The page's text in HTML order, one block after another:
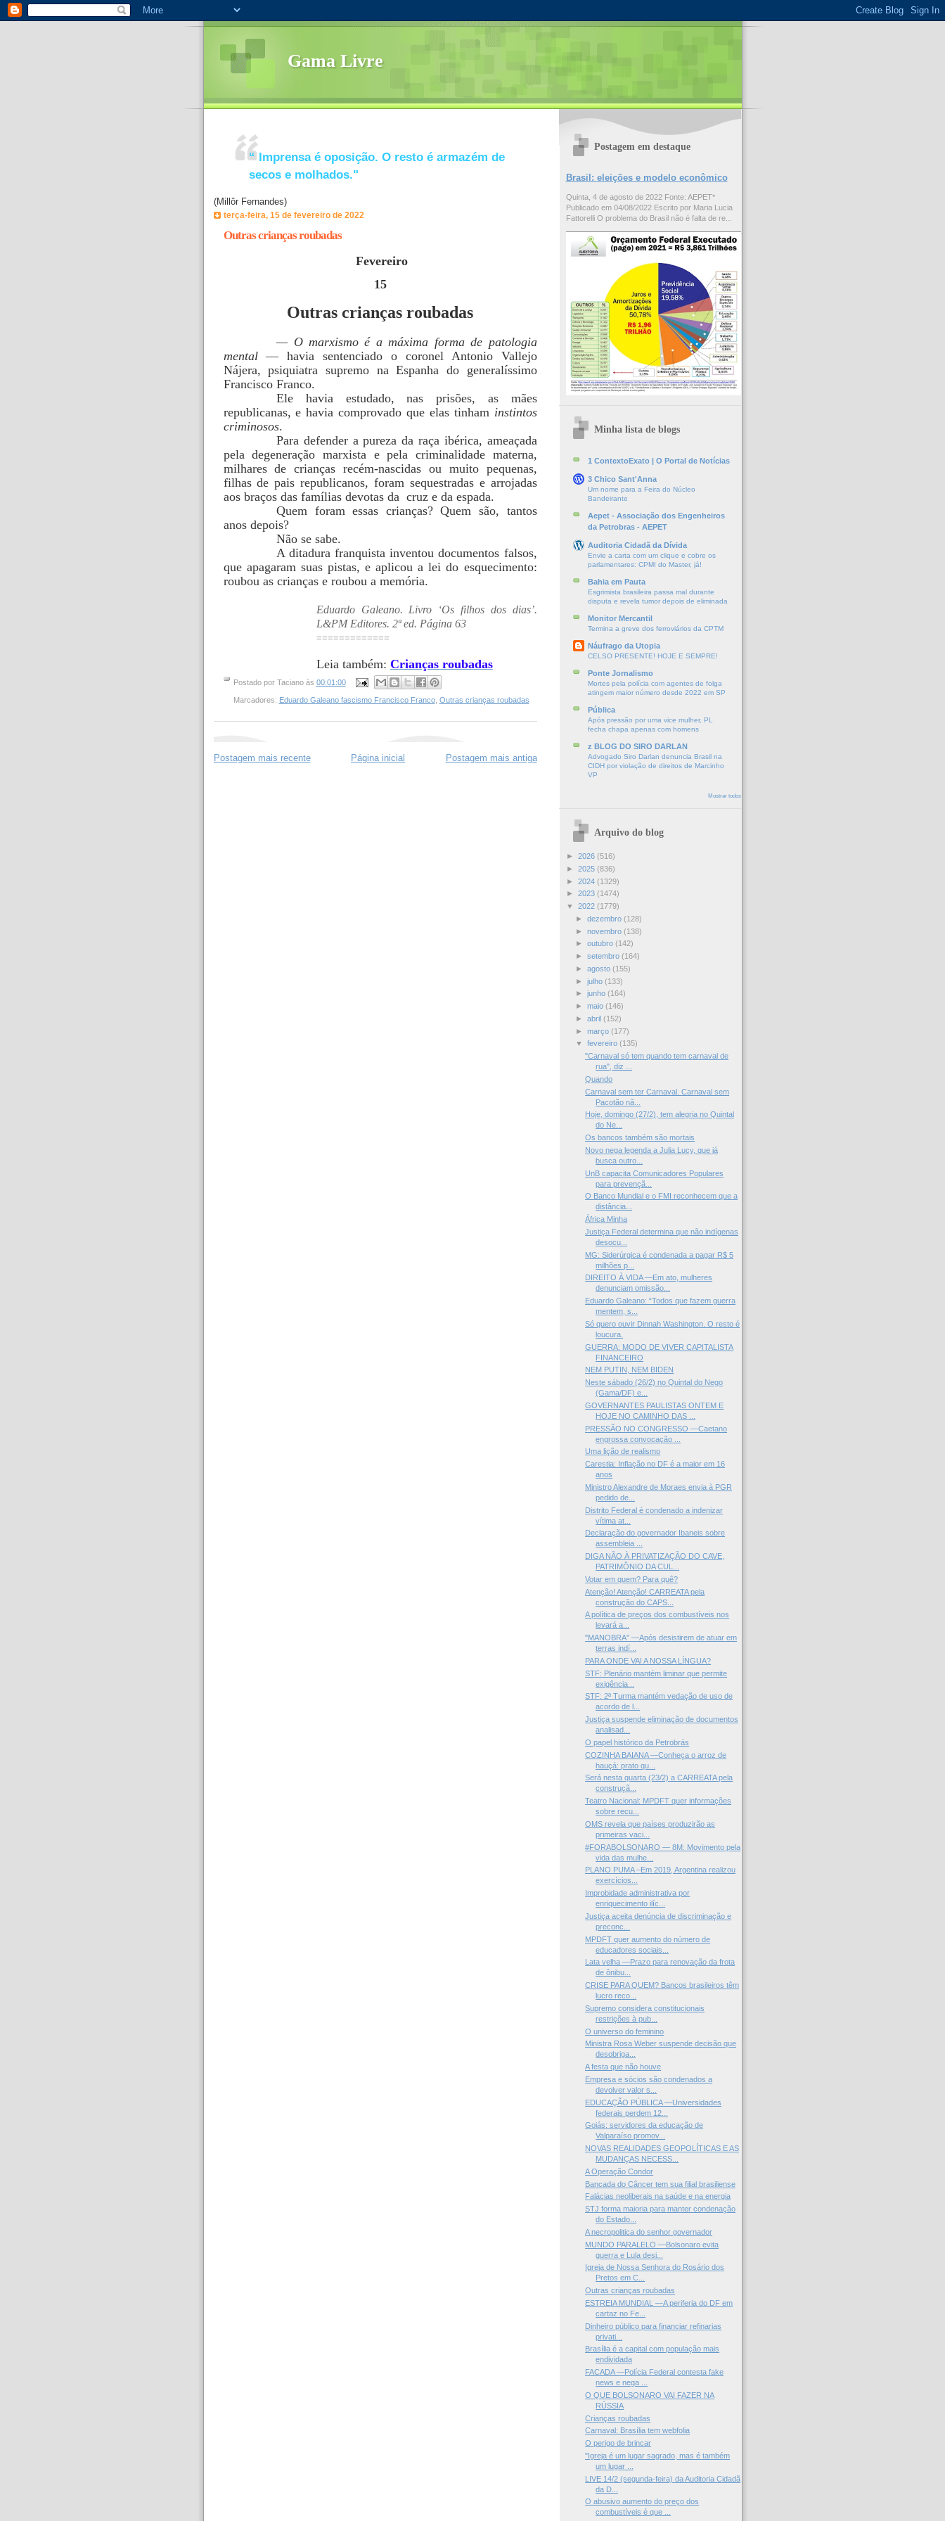
Gama Livre
“ Imprensa é oposição. O resto é armazém de
secos e molhados."
(Millôr Fernandes)
terça-feira, 15 de fevereiro de 2022
Outras crianças roubadas
Fevereiro
15
Outras crianças roubadas
— O marxismo é a máxima forma de patologia
mental— havia sentenciado o coronel Antonio Vallejo
Nájera, psiquiatra supremo na Espanha do generalíssimo
Francisco Franco.
Ele havia estudado, nas prisões, as mães
republicanas, e havia comprovado que elas tinham instintos
criminosos.
Para defender a pureza da raça ibérica, ameaçada
pela degeneração marxista e pela criminalidade materna,
milhares de crianças recém-nascidas ou muito pequenas,
filhas de pais republicanos, foram sequestradas e arrojadas
aos braços das famílias devotas da cruz e da espada.
Quem foram essas crianças? Quem são, tantos
anos depois?
Não se sabe.
A ditadura franquista inventou documentos falsos,
que apagaram suas pistas, e aplicou a lei do esquecimento:
roubou as crianças e roubou a memória.
Eduardo Galeano. Livro ‘Os filhos dos dias’.
L&PM Editores. 2ª ed. Página 63
=============
Leia também: Crianças roubadas
Postado por Taciano às 00:01:00
Marcadores: Eduardo Galeano fascismo Francisco Franco, Outras crianças roubadas
Postagem mais recente Postagem mais antiga
Página inicial
Postagem em destaque
Brasil: eleições e modelo econômico
Quinta, 4 de agosto de 2022 Fonte: AEPET*
Publicado em 04/08/2022 Escrito por Maria Lucia
Fattorelli O problema do Brasil não é falta de re...
Minha lista de blogs
1 ContextoExato | O Portal de Notícias
3 Chico Sant'Anna
Um nome para a Feira do Núcleo
Bandeirante
Aepet - Associação dos Engenheiros
da Petrobras - AEPET
Auditoria Cidadã da Dívida
Envie a carta com um clique e cobre os
parlamentares: CPMI do Master, já!
Bahia em Pauta
Esgrimista brasileira passa mal durante
disputa e revela tumor depois de eliminada
Monitor Mercantil
Termina a greve dos ferroviários da CPTM
Náufrago da Utopia
CELSO PRESENTE! HOJE E SEMPRE!
Ponte Jornalismo
Mortes pela polícia com agentes de folga
atingem maior número desde 2022 em SP
Pública
Após pressão por uma vice mulher, PL
fecha chapa apenas com homens
z BLOG DO SIRO DARLAN
Advogado Siro Darlan denuncia Brasil na
CIDH por violação de direitos de Marcinho
VP
Mostrar todos
Arquivo do blog
► 2026 (516)
► 2025 (836)
► 2024 (1329)
► 2023 (1474)
▼ 2022 (1779)
► dezembro (128)
► novembro (138)
► outubro (142)
► setembro (164)
► agosto (155)
► julho (133)
► junho (164)
► maio (146)
► abril (152)
► março (177)
▼ fevereiro (135)
"Carnaval só tem quando tem carnaval de
rua", diz ...
Quando
Carnaval sem ter Carnaval. Carnaval sem
Pacotão nã...
Hoje, domingo (27/2), tem alegria no Quintal
do Ne...
Os bancos também são mortais
Novo nega legenda a Julia Lucy, que já
busca outro...
UnB capacita Comunicadores Populares
para prevençã...
O Banco Mundial e o FMI reconhecem que a
distância...
África Minha
Justiça Federal determina que não indígenas
desocu...
MG: Siderúrgica é condenada a pagar R$ 5
milhões p...
DIREITO À VIDA —Em ato, mulheres
denunciam omissão...
Eduardo Galeano: “Todos que fazem guerra
mentem, s...
Só quero ouvir Dinnah Washington. O resto é
loucura.
GUERRA: MODO DE VIVER CAPITALISTA
FINANCEIRO
NEM PUTIN, NEM BIDEN
Neste sábado (26/2) no Quintal do Nego
(Gama/DF) e...
GOVERNANTES PAULISTAS ONTEM E
HOJE NO CAMINHO DAS ...
PRESSÃO NO CONGRESSO —Caetano
engrossa convocação ...
Uma lição de realismo
Carestia: Inflação no DF é a maior em 16
anos
Ministro Alexandre de Moraes envia à PGR
pedido de...
Distrito Federal é condenado a indenizar
vítima at...
Declaração do governador Ibaneis sobre
assembleia ...
DIGA NÃO À PRIVATIZAÇÃO DO CAVE,
PATRIMÔNIO DA CUL...
Votar em quem? Para quê?
Atenção! Atenção! CARREATA pela
construção do CAPS...
A política de preços dos combustíveis nos
levará a...
"MANOBRA" —Após desistirem de atuar em
terras indí...
PARA ONDE VAI A NOSSA LÍNGUA?
STF: Plenário mantém liminar que permite
exigência...
STF: 2ª Turma mantém vedação de uso de
acordo de l...
Justiça suspende eliminação de documentos
analisad...
O papel histórico da Petrobrás
COZINHA BAIANA —Conheça o arroz de
hauçá: prato qu...
Será nesta quarta (23/2) a CARREATA pela
construçã...
Teatro Nacional: MPDFT quer informações
sobre recu...
OMS revela que países produzirão as
primeiras vaci...
#FORABOLSONARO — 8M: Movimento pela
vida das mulhe...
PLANO PUMA –Em 2019, Argentina realizou
exercícios...
Improbidade administrativa por
enriquecimento ilíc...
Justiça aceita denúncia de discriminação e
preconc...
MPDFT quer aumento do número de
educadores sociais...
Lata velha —Prazo para renovação da frota
de ônibu...
CRISE PARA QUEM? Bancos brasileiros têm
lucro reco...
Supremo considera constitucionais
restrições à pub...
O universo do feminino
Ministra Rosa Weber suspende decisão que
desobriga...
A festa que não houve
Empresa e sócios são condenados a
devolver valor s...
EDUCAÇÃO PÚBLICA —Universidades
federais perdem 12...
Goiás: servidores da educação de
Valparaíso promov...
NOVAS REALIDADES GEOPOLÍTICAS E AS
MUDANÇAS NECESS...
A Operação Condor
Bancada do Câncer tem sua filial brasiliense
Falácias neoliberais na saúde e na energia
STJ forma maioria para manter condenação
do Estado...
A necropolitica do senhor governador
MUNDO PARALELO —Bolsonaro evita
guerra e Lula desi...
Igreja de Nossa Senhora do Rosário dos
Pretos em C...
Outras crianças roubadas
ESTREIA MUNDIAL —A periferia do DF em
cartaz no Fe...
Dinheiro público para financiar refinarias
privati...
Brasília é a capital com população mais
endividada
FACADA —Polícia Federal contesta fake
news e nega ...
O QUE BOLSONARO VAI FAZER NA
RÚSSIA
Crianças roubadas
Carnaval: Brasília tem webfolia
O perigo de brincar
"Igreja é um lugar sagrado, mas é também
um lugar ...
LIVE 14/2 (segunda-feira) da Auditoria Cidadã
da D...
O abusivo aumento do preço dos
combustíveis é que ...